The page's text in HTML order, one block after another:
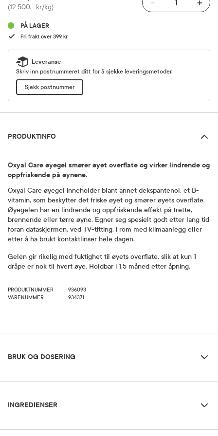
Pris
(12 500,- kr/kg) - +
PÅ LAGER
Fri frakt over 399 kr
Leveranse
Skriv inn postnummeret ditt for å sjekke leveringsmetoder.
Sjekk postnummer
PRODUKTINFO
Oxyal Care øyegel smører øyet overflate og virker lindrende og
oppfriskende på øynene.
Oxyal Care øyegel inneholder blant annet dekspantenol, et B-
vitamin, som beskytter det friske øyet og smører øyets overflate.
Øyegelen har en lindrende og oppfriskende effekt på trette,
brennende eller tørre øyne. Egner seg spesielt godt etter lang tid
foran dataskjermen, ved TV-titting, i rom med klimaanlegg eller
etter å ha brukt kontaktlinser hele dagen.
Gelen gir rikelig med fuktighet til øyets overflate, slik at kun 1
dråpe er nok til hvert øye. Holdbar i 1,5 måned etter åpning.
PRODUKTNUMMER
936093
VARENUMMER
934371
BRUK OG DOSERING
Drypp 1 dråpe i hvert nedre øyelokk ved å holde tuben i loddrett
INGREDIENSER